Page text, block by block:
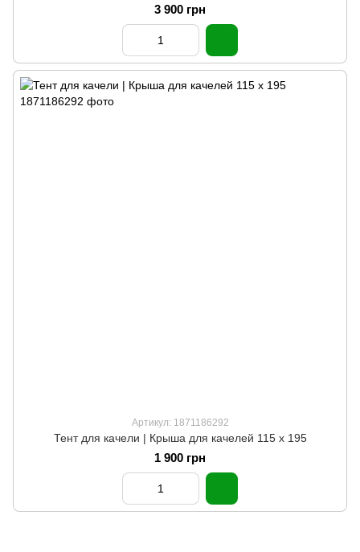
3 900 грн
Артикул: 1871186292
Тент для качели | Крыша для качелей 115 х 195
1 900 грн